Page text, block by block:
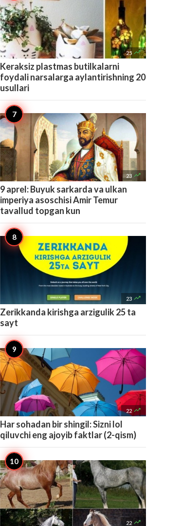
25 
Keraksiz plastmas butilkalarni
foydali narsalarga aylantirishning 20
usullari
23 
9 aprel: Buyuk sarkarda va ulkan
imperiya asoschisi Amir Temur
tavallud topgan kun
23 
Zerikkanda kirishga arzigulik 25 ta
sayt
22 
Har sohadan bir shingil: Sizni lol
qiluvchi eng ajoyib faktlar (2-qism)
22 